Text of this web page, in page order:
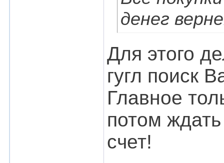
денег
Для этого
гугл поиск
Главное
потом
счет!